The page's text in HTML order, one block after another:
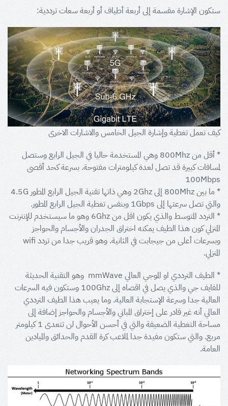
ستكون الإشارة مقسمة إلى أربعة أطياف أو أربعة سعات ترددية:
كيف تعمل تغطية وإشارة الجيل الخامس والاشارات الاخرى
* أقل من 800Mhz وهي المستخدمة حاليا في الجيل الرابع وستصل
لمسافات كبيرة قد تصل لعدة كيلومترات مفتوحة. بسرعة كحد أقصى
100Mbps
* ما بين 800Mhz إلى 2Ghz وهي ذاتها تقنية الجيل الرابع المطور 4.5G
والتي تصل سرعتها إلى 1Gbps وبنفس تغطية الجيل الرابع المطور.
* التردد المتوسط والذي يكون اقل من 6Ghz وهو ما سيستخدم للإنترنت
المنزلي كون هذا الطيف يمكنه اختراق الجدران والأجسام والحواجز
المنزلي.
* الطيف الترددي او الموجي العالي mmWave وهو التقنية الحديثة
للفايف جي والذي يصل في اقصاه إلى 100Ghz وستكون فيه السرعات
العالية جدا وسرعة الإستجابة العالية. وما يعيب هذا الطيف الترددي
العالي أنه غير قادر على إختراق المباني والأجسام والحواجز إضافة إلى
مساحة التغطية الضعيفة والتي في أحسن الأحوال لن تتعدى 1 كيلومتر
مربع. والتي ستكون مفيدة جدا لملاعب كرة القدم والحدائق والميادين
العامة.